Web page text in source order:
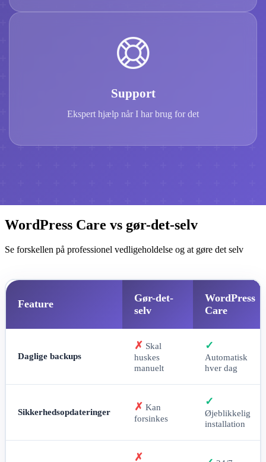
Support
Ekspert hjælp når I har brug for det
WordPress Care vs gør-det-selv
Se forskellen på professionel vedligeholdelse og at gøre det selv
Feature
Gør-det-
selv
WordPress
Care
Daglige backups
✗ Skal
huskes
manuelt
✓
Automatisk
hver dag
Sikkerhedsopdateringer ✗ Kan
forsinkes
✓
Øjeblikkelig
installation
✗